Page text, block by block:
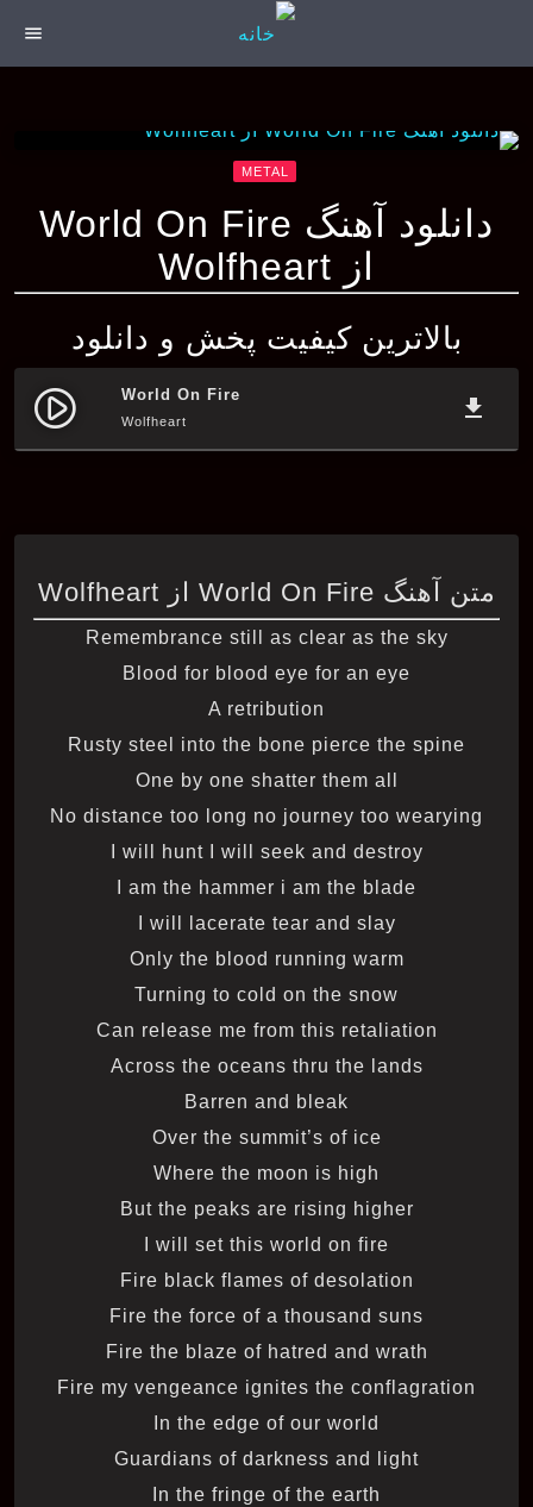
menu
METAL
دانلود آهنگ World On Fire
از Wolfheart
بالاترین کیفیت پخش و دانلود
play_circle_filled World On Fire
Wolfheart file_download
متن آهنگ World On Fire از Wolfheart
Remembrance still as clear as the sky
Blood for blood eye for an eye
A retribution
Rusty steel into the bone pierce the spine
One by one shatter them all
No distance too long no journey too wearying
I will hunt I will seek and destroy
I am the hammer i am the blade
I will lacerate tear and slay
Only the blood running warm
Turning to cold on the snow
Can release me from this retaliation
Across the oceans thru the lands
Barren and bleak
Over the summit’s of ice
Where the moon is high
But the peaks are rising higher
I will set this world on fire
Fire black flames of desolation
Fire the force of a thousand suns
Fire the blaze of hatred and wrath
Fire my vengeance ignites the conflagration
In the edge of our world
Guardians of darkness and light
In the fringe of the earth